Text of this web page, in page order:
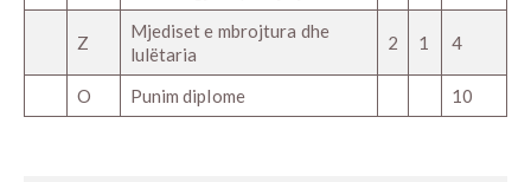
Z
Mjediset e mbrojtura dhe
lulëtaria
2 1 4
O Punim diplome 10